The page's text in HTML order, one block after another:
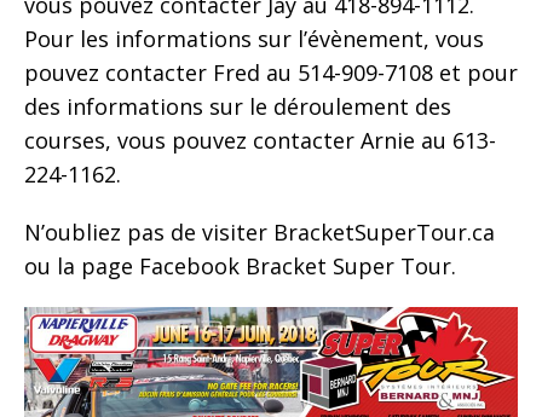
Pour les informations sur l’évènement, vous
pouvez contacter Fred au 514-909-7108 et pour
des informations sur le déroulement des
courses, vous pouvez contacter Arnie au 613-
224-1162.
N’oubliez pas de visiter BracketSuperTour.ca
ou la page Facebook Bracket Super Tour.